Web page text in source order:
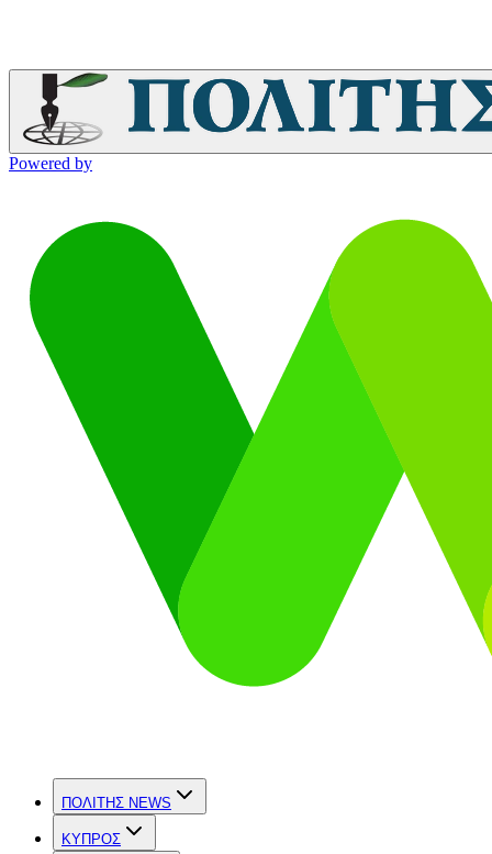
Powered by
ΠΟΛΙΤΗΣ NEWS
ΚΥΠΡΟΣ